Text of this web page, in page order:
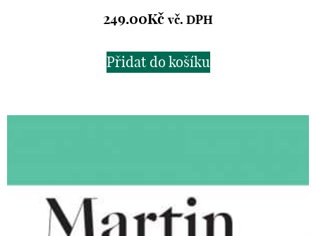
249.00Kč vč. DPH
Přidat do košíku